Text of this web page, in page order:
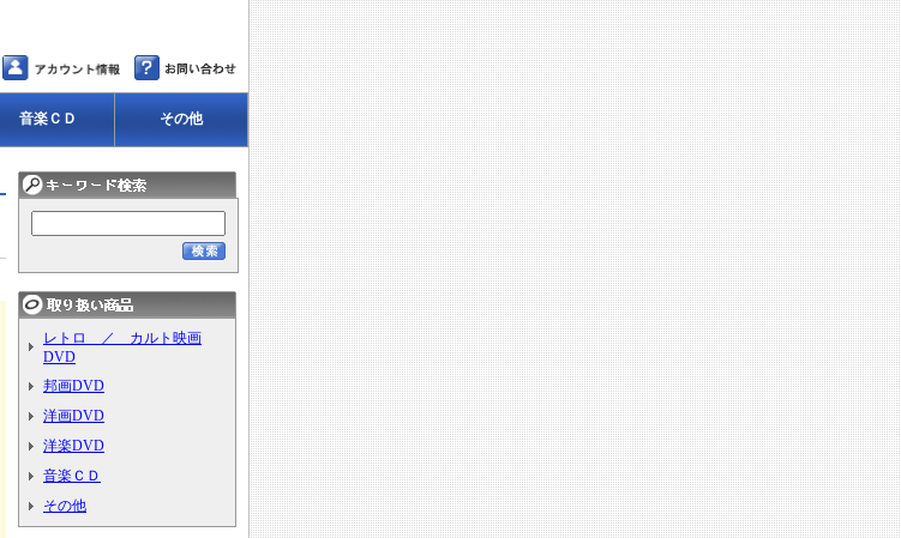
音楽ＣＤ その他
レトロ ／ カルト映画
DVD
邦画DVD
洋画DVD
洋楽DVD
音楽ＣＤ
その他